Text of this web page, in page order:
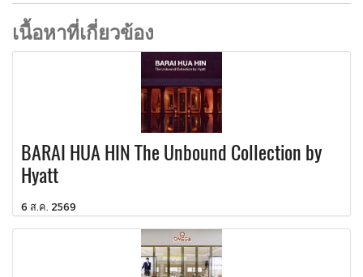
เนื้อหาที่เกี่ยวข้อง
BARAI HUA HIN The Unbound Collection by
Hyatt
6 ส.ค. 2569